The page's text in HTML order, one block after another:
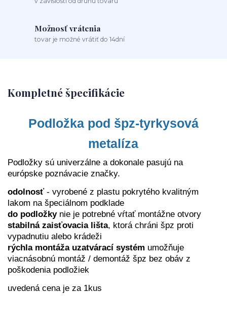
Možnosť vrátenia
tovar je možné vrátiť do 14dní
Kompletné špecifikácie
Podložka pod špz-tyrkysová
metalíza
Podložky sú univerzálne a dokonale pasujú na
európske poznávacie značky.
odolnosť- vyrobené z plastu pokrytého kvalitným
lakom na špeciálnom podklade
do podložkynie je potrebné vŕtať montážne otvory
stabilná zaisťovacia lišta, ktorá chráni špz proti
vypadnutiu alebo krádeži
rýchla montáža uzatvárací systém umožňuje
viacnásobnú montáž / demontáž špz bez obáv z
poškodenia podložiek
uvedená cena je za 1kus